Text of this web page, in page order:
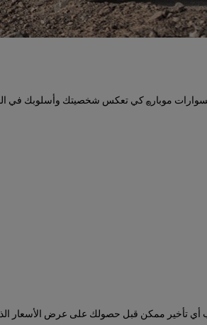
موبار ® كي تعكس شخصيتك وأسلوبك في
أي تأخير ممكن قبل حصولك على عرض الأسعار